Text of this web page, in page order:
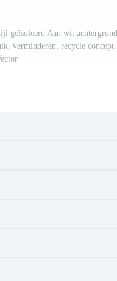
geïsoleerd Aan wit achtergrond.
verminderen, recycle concept.